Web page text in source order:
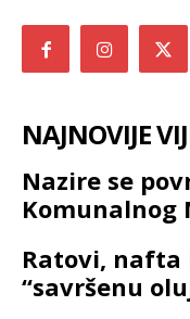
NAJNOVIJE
Nazire se
Komunalnog
Ratovi, nafta
“savršenu